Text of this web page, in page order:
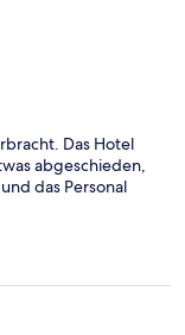
Das Hotel
abgeschieden,
das Personal